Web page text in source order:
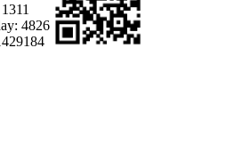
1311
4826